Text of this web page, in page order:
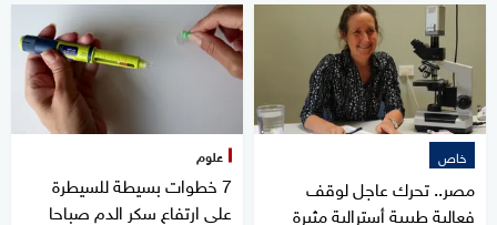
خاص
مصر.. تحرك عاجل لوقف
فعالية طبيبة أسترالية مثيرة
علوم
7 خطوات بسيطة للسيطرة
على ارتفاع سكر الدم صباحا